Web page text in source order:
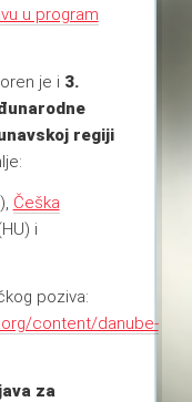
u program
je i 3.
regiji
Češka
i
poziva:
content/danube-
za